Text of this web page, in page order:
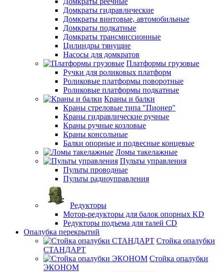
Домкраты гидравлические
Домкраты винтовые, автомобильные
Домкраты подкатные
Домкраты трансмиссионные
Цилиндры тянущие
Насосы для домкратов
Платформы грузовые
Ручки для роликовых платформ
Роликовые платформы поворотные
Роликовые платформы подкатные
Краны и балки
Краны стреловые типа "Пионер"
Краны гидравлические ручные
Краны ручные козловые
Краны консольные
Балки опорные и подвесные концевые
Ломы такелажные
Пульты управления
Пульты проводные
Пульты радиоуправления
Редукторы
Мотор-редукторы для балок опорных KD
Редукторы подъема для талей CD
Опалубка перекрытий
Стойка опалубки
СТАНДАРТ
Стойка опалубки
ЭКОНОМ